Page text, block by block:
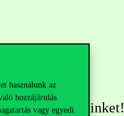
használunk az
hozzájárulás
vagy egyedi
Kövess minket!